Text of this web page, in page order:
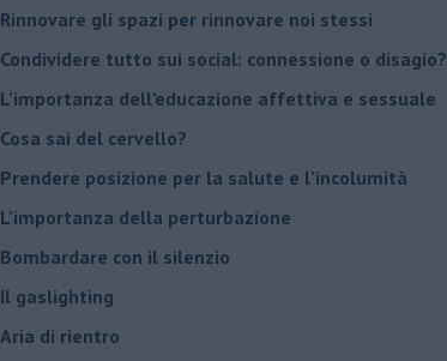
​Rinnovare gli spazi per rinnovare noi stessi
​Condividere tutto sui social: connessione o disagio?
​L’importanza dell’educazione affettiva e sessuale
​Cosa sai del cervello?
Prendere posizione per la salute e l’incolumità
L’importanza della perturbazione
​Bombardare con il silenzio
Il gaslighting
Aria di rientro